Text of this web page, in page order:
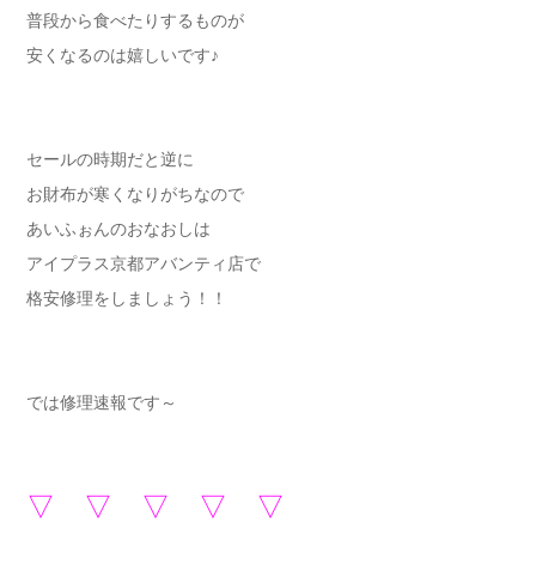
普段から食べたりするものが
安くなるのは嬉しいです♪
セールの時期だと逆に
お財布が寒くなりがちなので
あいふぉんのおなおしは
アイプラス京都アバンティ店で
格安修理をしましょう！！
では修理速報です～
▽ ▽ ▽ ▽ ▽